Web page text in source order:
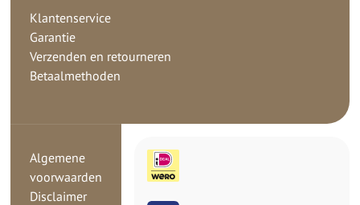
Klantenservice
Garantie
Verzenden en retourneren
Betaalmethoden
Algemene
voorwaarden
Disclaimer